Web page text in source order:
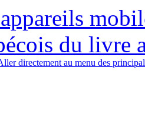
du livre
directement au menu des